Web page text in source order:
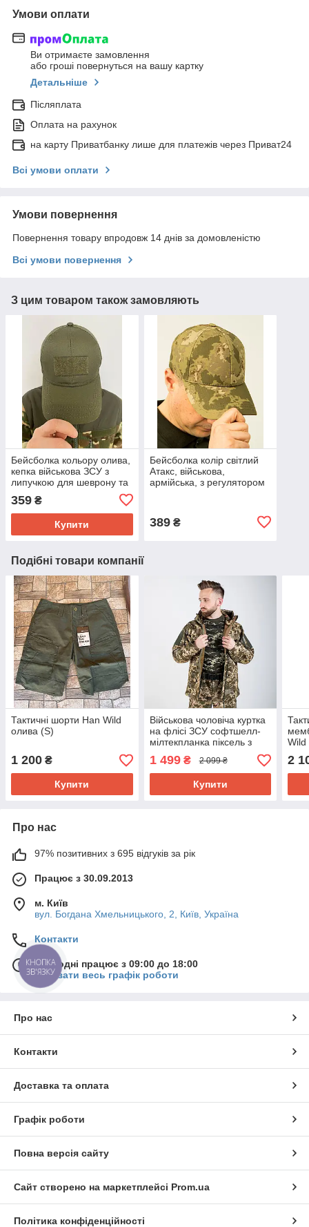
Умови оплати
Ви отримаєте замовлення
або гроші повернуться на вашу картку
Детальніше
Післяплата
Оплата на рахунок
на карту Приватбанку лише для платежів через Приват24
Всі умови оплати
Умови повернення
Повернення товару впродовж 14 днів за домовленістю
Всі умови повернення
З цим товаром також замовляють
Бейсболка кольору олива,
кепка військова ЗСУ з
липучкою для шеврону та
тканина саржа
359 ₴
Купити
Бейсболка колір світлий
Атакс, військова,
армійська, з регулятором
389₴
Подібні товари компанії
Тактичні шорти Han Wild
олива (S)
1 200 ₴
Купити
Військова чоловіча куртка
на флісі ЗСУ софтшелл-
мілтекпланка піксель з
капюшоном, камуфляжна
куртка
1 499₴ 2 099 ₴
Купити
Wild
2
Про нас
97% позитивних з 695 відгуків за рік
Працює з 30.09.2013
м. Київ
вул. Богдана Хмельницького, 2, Київ, Україна
Контакти
Сьогодні працює з 09:00 до 18:00
Показати весь графік роботи
Про нас
Контакти
Доставка та оплата
Графік роботи
Повна версія сайту
Сайт створено на маркетплейсі Prom.ua
Політика конфіденційності
КНОПКА
ЗВ'ЯЗКУ